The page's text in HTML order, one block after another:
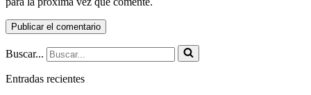
Buscar...
Entradas recientes